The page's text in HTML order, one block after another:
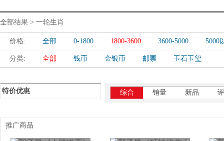
全部结果 > 一轮生肖
价格: 全部 0-1800 1800-3600 3600-5000 5000
分类: 全部 钱币 金银币 邮票 玉石玉玺
特价优惠 综合 销量 新品
推广商品